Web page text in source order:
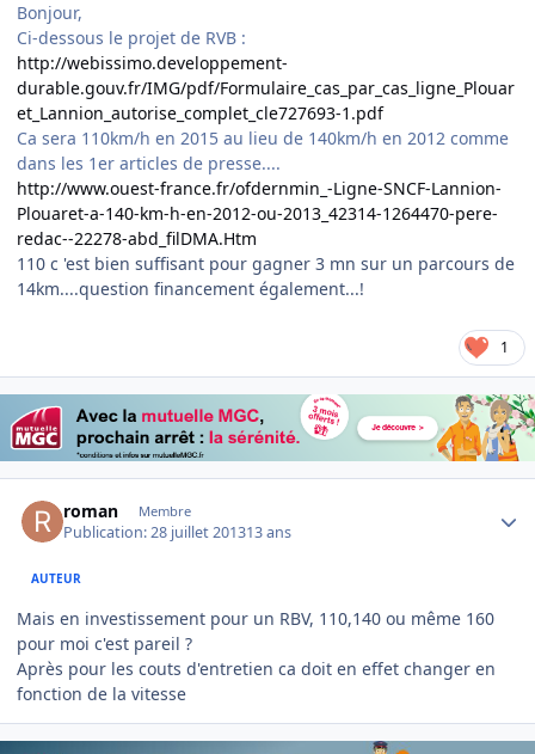
Bonjour,
Ci-dessous le projet de RVB :
http://webissimo.developpement-
durable.gouv.fr/IMG/pdf/Formulaire_cas_par_cas_ligne_Plouar
et_Lannion_autorise_complet_cle727693-1.pdf
Ca sera 110km/h en 2015 au lieu de 140km/h en 2012 comme
dans les 1er articles de presse....
http://www.ouest-france.fr/ofdernmin_-Ligne-SNCF-Lannion-
Plouaret-a-140-km-h-en-2012-ou-2013_42314-1264470-pere-
redac--22278-abd_filDMA.Htm
110 c 'est bien suffisant pour gagner 3 mn sur un parcours de
14km....question financement également...!
1
roman Membre
Publication:28 juillet 201313 ans
AUTEUR
Mais en investissement pour un RBV, 110,140 ou même 160
pour moi c'est pareil ?
Après pour les couts d'entretien ca doit en effet changer en
fonction de la vitesse